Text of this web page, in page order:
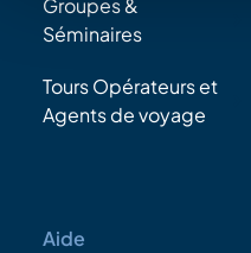
Groupes &
Séminaires
Tours Opérateurs et
Agents de voyage
Aide